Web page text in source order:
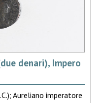
denari), Impero
Aureliano imperatore